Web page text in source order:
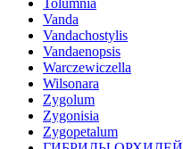
Vanda
Vandachostylis
Vandaenopsis
Warczewiczella
Wilsonara
Zygolum
Zygonisia
Zygopetalum